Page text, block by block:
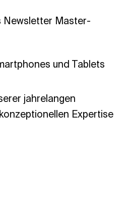
Newsletter Master-
und Tablets
jahrelangen
Expertise